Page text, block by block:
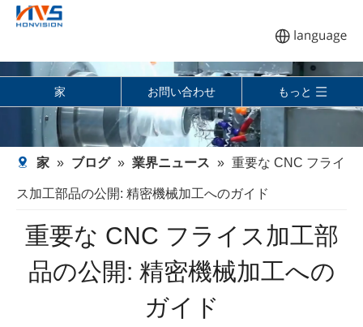
家 お問い合わせ もっと
家 » ブログ » 業界ニュース » 重要な CNC フライ
ス加工部品の公開: 精密機械加工へのガイド
重要な CNC フライス加工部
品の公開: 精密機械加工への
ガイド